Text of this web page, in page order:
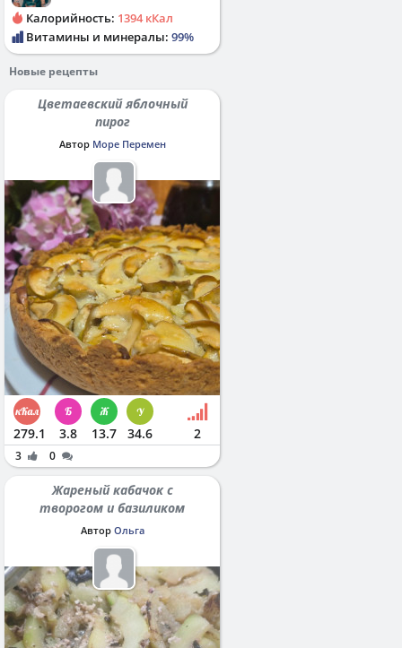
Калорийность: 1394 кКал
Витамины и минералы: 99%
Новые рецепты
Цветаевский яблочный
пирог
Автор Море Перемен
279.1 3.8 13.7 34.6 2
3 0
Жареный кабачок с
творогом и базиликом
Автор Ольга